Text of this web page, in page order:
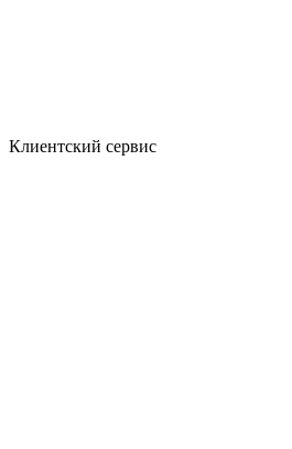
Клиентский сервис